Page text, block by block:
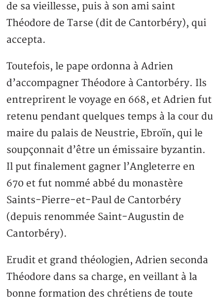
de sa vieillesse, puis à son ami saint
Théodore de Tarse (dit de Cantorbéry), qui
accepta.
Toutefois, le pape ordonna à Adrien
d’accompagner Théodore à Cantorbéry. Ils
entreprirent le voyage en 668, et Adrien fut
retenu pendant quelques temps à la cour du
maire du palais de Neustrie, Ebroïn, qui le
soupçonnait d’être un émissaire byzantin.
Il put finalement gagner l’Angleterre en
670 et fut nommé abbé du monastère
Saints-Pierre-et-Paul de Cantorbéry
(depuis renommée Saint-Augustin de
Cantorbéry).
Erudit et grand théologien, Adrien seconda
Théodore dans sa charge, en veillant à la
bonne formation des chrétiens de toute